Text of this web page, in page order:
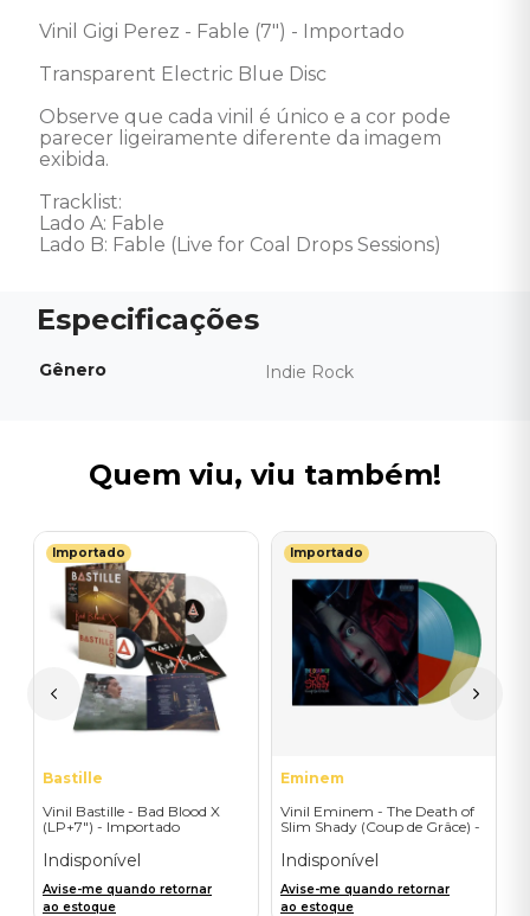
Vinil Gigi Perez - Fable (7") - Importado
Transparent Electric Blue Disc
Observe que cada vinil é único e a cor pode
parecer ligeiramente diferente da imagem
exibida.
Tracklist:
Lado A: Fable
Lado B: Fable (Live for Coal Drops Sessions)
Gênero Indie Rock
Quem viu, viu também!
Importado
Bastille
Vinil Bastille - Bad Blood X
(LP+7") - Importado
Indisponível
Avise-me quando retornar
ao estoque
Importado
Eminem
Vinil Eminem - The Death of
Slim Shady (Coup de Grâce) -
Indisponível
Avise-me quando retornar
ao estoque